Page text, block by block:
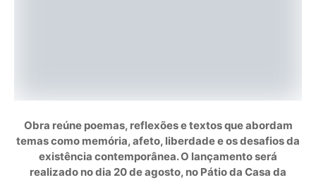
Obra reúne poemas, reflexões e textos que abordam
temas como memória, afeto, liberdade e os desafios da
existência contemporânea. O lançamento será
realizado no dia 20 de agosto, no Pátio da Casa da